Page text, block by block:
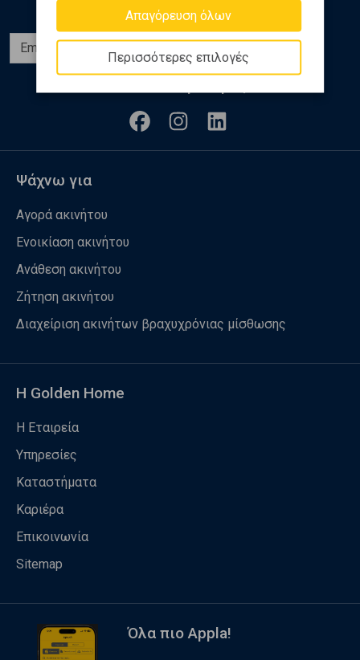
Απαγόρευση όλων
Περισσότερες επιλογές
Ψάχνω για
Αγορά ακινήτου
Ενοικίαση ακινήτου
Ανάθεση ακινήτου
Ζήτηση ακινήτου
Διαχείριση ακινήτων βραχυχρόνιας μίσθωσης
Η Golden Home
Η Εταιρεία
Υπηρεσίες
Καταστήματα
Καριέρα
Επικοινωνία
Sitemap
Όλα πιο Appla!